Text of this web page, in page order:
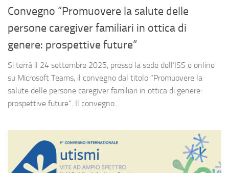
Convegno “Promuovere la salute delle
persone caregiver familiari in ottica di
genere: prospettive future”
Si terrà il 24 settembre 2025, presso la sede dell’ISS e online
su Microsoft Teams, il convegno dal titolo “Promuovere la
salute delle persone caregiver familiari in ottica di genere:
prospettive future”. Il convegno...